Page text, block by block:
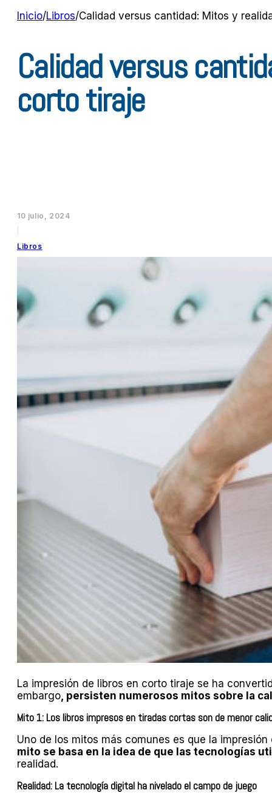
Inicio/Libros/Calidad versus cantidad: Mitos y
Calidad versus
corto tiraje
10 julio, 2024
Libros
La impresión de libros en corto tiraje se ha
embargo, persisten numerosos mitos sobre la
Mito 1: Los libros impresos en tiradas cortas son de menor
Uno de los mitos más comunes es que la
mito se basa en la idea de que las tecnologías
realidad.
Realidad: La tecnología digital ha nivelado el campo de juego